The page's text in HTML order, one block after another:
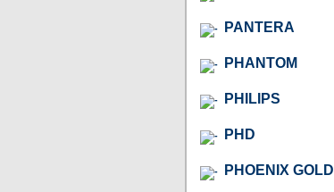
PANTERA
PHANTOM
PHILIPS
PHD
PHOENIX GOLD